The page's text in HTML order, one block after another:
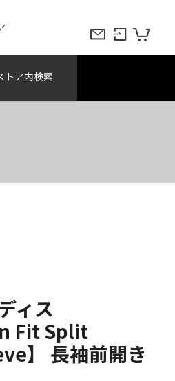
トア内検索
ィス
Fit Split
】 長袖前開き